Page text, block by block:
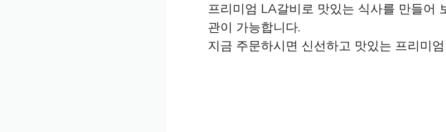
프리미엄 LA갈비로 맛있는 식사를 만들어
관이 가능합니다.
지금 주문하시면 신선하고 맛있는 프리미